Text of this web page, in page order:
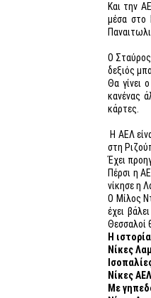
Και την
μέσα στο
Ο Σταύρος
δεξιός
Θα γίνει
κανένας
κάρτες.
Η ΑΕΛ
στη
Έχει
Πέρσι η
νίκησε η
Ο Μίλος
έχει
Θεσσαλοί
Η ιστορία
Νίκες
Νίκες
Με